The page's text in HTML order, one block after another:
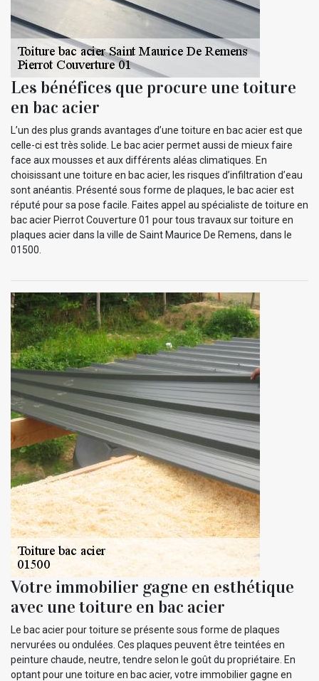
Les bénéfices que procure une toiture
en bac acier
L’un des plus grands avantages d’une toiture en bac acier est que
celle-ci est très solide. Le bac acier permet aussi de mieux faire
face aux mousses et aux différents aléas climatiques. En
choisissant une toiture en bac acier, les risques d’infiltration d’eau
sont anéantis. Présenté sous forme de plaques, le bac acier est
réputé pour sa pose facile. Faites appel au spécialiste de toiture en
bac acier Pierrot Couverture 01 pour tous travaux sur toiture en
plaques acier dans la ville de Saint Maurice De Remens, dans le
01500.
Votre immobilier gagne en esthétique
avec une toiture en bac acier
Le bac acier pour toiture se présente sous forme de plaques
nervurées ou ondulées. Ces plaques peuvent être teintées en
peinture chaude, neutre, tendre selon le goût du propriétaire. En
optant pour une toiture en bac acier, votre immobilier gagne en